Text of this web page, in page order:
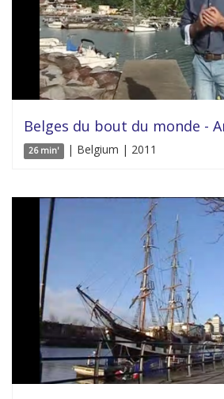
Belges du bout du monde -
26 min' | Belgium | 2011